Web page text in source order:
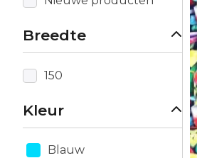
Breedte
150
Kleur
Blauw